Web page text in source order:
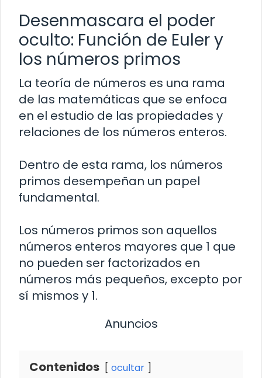
Desenmascara el poder
oculto: Función de Euler y
los números primos
La teoría de números es una rama
de las matemáticas que se enfoca
en el estudio de las propiedades y
relaciones de los números enteros.
Dentro de esta rama, los números
primos desempeñan un papel
fundamental.
Los números primos son aquellos
números enteros mayores que 1 que
no pueden ser factorizados en
números más pequeños, excepto por
sí mismos y 1.
Anuncios
Contenidos ocultar